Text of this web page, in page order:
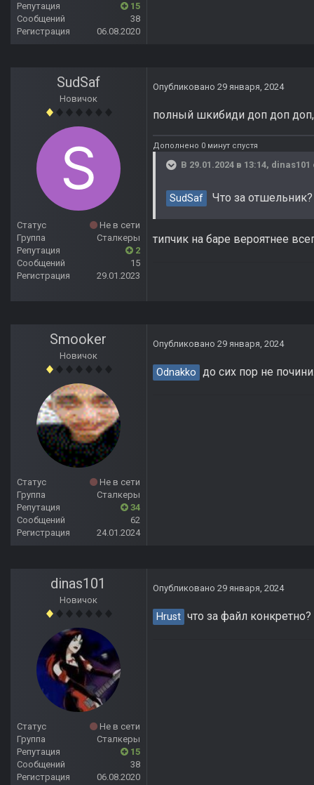
Репутация
15
Сообщений
38
Регистрация
06.08.2020
SudSaf
Новичок
Статус
Не в сети
Группа
Сталкеры
Репутация
2
Сообщений
15
Регистрация
29.01.2023
Опубликовано 29 января, 2024
полный шкибиди доп доп
Дополнено 0 минут спустя
В 29.01.2024 в 13:14, dinas101
SudSaf Что за отшельник?
типчик на баре вероятнее
Smooker
Новичок
Статус
Не в сети
Группа
Сталкеры
Репутация
34
Сообщений
62
Регистрация
24.01.2024
Опубликовано 29 января, 2024
Odnakko до сих пор не
dinas101
Новичок
Статус
Не в сети
Группа
Сталкеры
Репутация
15
Сообщений
38
Регистрация
06.08.2020
Опубликовано 29 января, 2024
Hrust что за файл